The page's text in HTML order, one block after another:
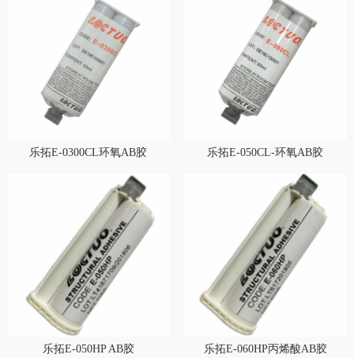
乐拓E-0300CL环氧AB胶 乐拓E-050CL-环氧AB胶
乐拓E-050HP AB胶 乐拓E-060HP丙烯酸AB胶